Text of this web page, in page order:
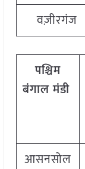
वज़ीरगंज
पश्चिम
बंगाल मंडी
आसनसोल